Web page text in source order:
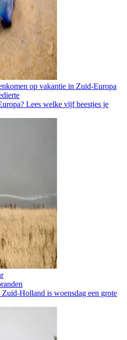
op vakantie in Zuid-Europa
Lees welke vijf beestjes je
Holland is woensdag een grote